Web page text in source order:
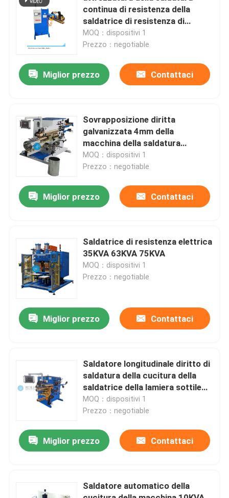
Casa
Circa noi
Giro della fabbrica
Controllo di qualità
Richieda una citazione
Macchina della saldatura continua di resistenza
Macchina laterale della saldatura continua
continua di resistenza della
saldatrice di resistenza di
1000mm 80KVA
MOQ：dispositivi 1
Prezzo：negotiable
Miglior prezzo Contattaci
Sovrapposizione diritta
galvanizzata 4mm della
macchina della saldatura
continua della lamiera di acciaio
MOQ：dispositivi 1
Prezzo：negotiable
Miglior prezzo Contattaci
Saldatrice di resistenza elettrica
35KVA 63KVA 75KVA
MOQ：dispositivi 1
Prezzo：negotiable
Miglior prezzo Contattaci
Saldatore longitudinale diritto di
saldatura della cucitura della
saldatrice della lamiera sottile
della cucitura di 1000mm
MOQ：dispositivi 1
Prezzo：negotiable
Miglior prezzo Contattaci
Saldatore automatico della